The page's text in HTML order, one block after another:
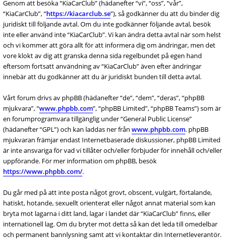
Genom att besöka “KiaCarClub” (hädanefter “vi”, “oss”, “vår”,
“KiaCarClub”, “https://kiacarclub.se”), så godkänner du att du binder dig
juridiskt till följande avtal. Om du inte godkänner följande avtal, besök
inte eller använd inte “KiaCarClub”. Vi kan ändra detta avtal när som helst
och vi kommer att göra allt för att informera dig om ändringar, men det
vore klokt av dig att granska denna sida regelbundet på egen hand
eftersom fortsatt användning av “KiaCarClub” även efter ändringar
innebär att du godkänner att du är juridiskt bunden till detta avtal.
Vårt forum drivs av phpBB (hädanefter “de”, “dem”, “deras”, “phpBB
mjukvara”, “www.phpbb.com”, “phpBB Limited”, “phpBB Teams”) som är
en forumprogramvara tillgänglig under “General Public License”
(hädanefter “GPL”) och kan laddas ner från www.phpbb.com. phpBB
mjukvaran främjar endast Internetbaserade diskussioner, phpBB Limited
är inte ansvariga för vad vi tillåter och/eller förbjuder för innehåll och/eller
uppförande. För mer information om phpBB, besök
https://www.phpbb.com/.
Du går med på att inte posta något grovt, obscent, vulgärt, förtalande,
hatiskt, hotande, sexuellt orienterat eller något annat material som kan
bryta mot lagarna i ditt land, lagar i landet där “KiaCarClub” finns, eller
internationell lag. Om du bryter mot detta så kan det leda till omedelbar
och permanent bannlysning samt att vi kontaktar din Internetleverantör.